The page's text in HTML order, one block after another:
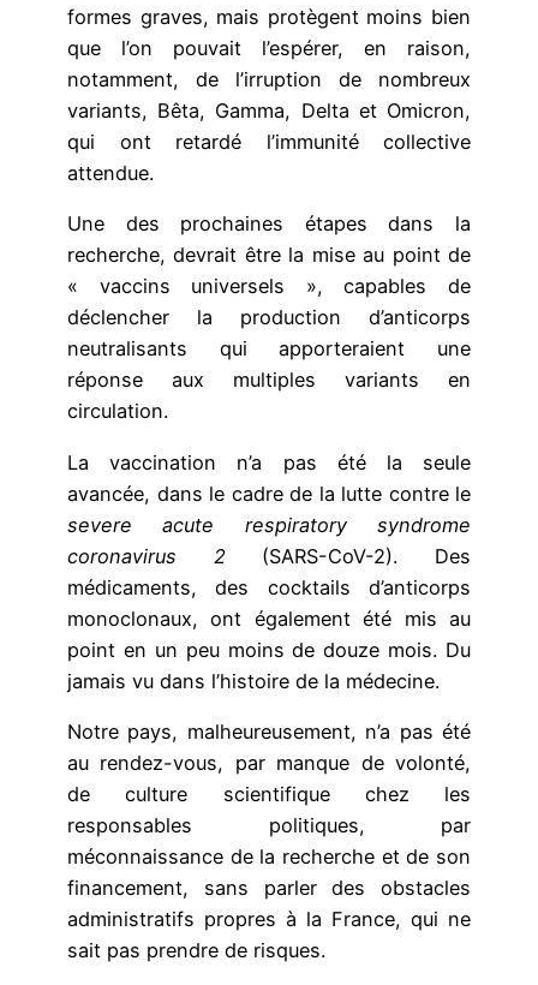
formes graves, mais protègent moins bien
que l’on pouvait l’espérer, en raison,
notamment, de l’irruption de nombreux
variants, Bêta, Gamma, Delta et Omicron,
qui ont retardé l’immunité collective
attendue.
Une des prochaines étapes dans la
recherche, devrait être la mise au point de
« vaccins universels », capables de
déclencher la production d’anticorps
neutralisants qui apporteraient une
réponse aux multiples variants en
circulation.
La vaccination n’a pas été la seule
avancée, dans le cadre de la lutte contre le
severe acute respiratory syndrome
coronavirus 2(SARS-CoV-2). Des
médicaments, des cocktails d’anticorps
monoclonaux, ont également été mis au
point en un peu moins de douze mois. Du
jamais vu dans l’histoire de la médecine.
Notre pays, malheureusement, n’a pas été
au rendez-vous, par manque de volonté,
de culture scientifique chez les
responsables politiques, par
méconnaissance de la recherche et de son
financement, sans parler des obstacles
administratifs propres à la France, qui ne
sait pas prendre de risques.